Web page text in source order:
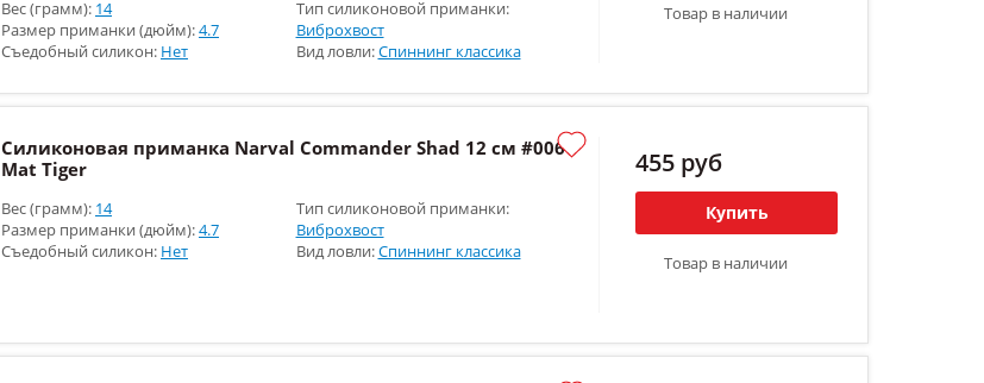
Вес (грамм): 14
Размер приманки (дюйм):4.7
Съедобный силикон: Нет
Тип силиконовой приманки:
Виброхвост
Вид ловли:Спиннинг классика
Товар в наличии
Силиконовая приманка Narval Commander Shad 12 см #006
Mat Tiger
Вес (грамм): 14
Размер приманки (дюйм):4.7
Съедобный силикон: Нет
Тип силиконовой приманки:
Виброхвост
Вид ловли:Спиннинг классика
455 руб
Купить
Товар в наличии